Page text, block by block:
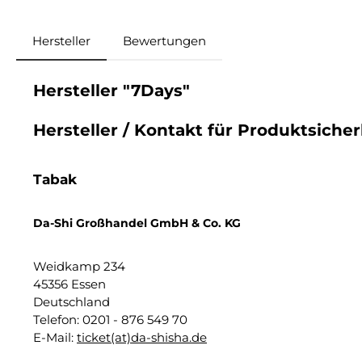
Hersteller Bewertungen
Hersteller "7Days"
Hersteller / Kontakt für
Tabak
Da-Shi Großhandel GmbH & Co. KG
Weidkamp 234
45356 Essen
Deutschland
Telefon: 0201 - 876 549 70
E-Mail: ticket(at)da-shisha.de